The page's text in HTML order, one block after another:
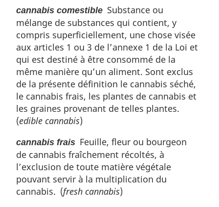
t
e
d
e
b
a
s
d
e
p
a
e
n
t
e
d
e
b
a
s
d
e
p
g
e
a
n
t
e
d
e
b
a
s
d
e
g
e
l
a
n
t
e
d
e
b
a
s
d
e
p
a
g
e
e
l
a
n
t
e
d
e
b
a
d
e
p
a
g
e
cannabis comestible Substance ou
mélange de substances qui contient, y
compris superficiellement, une chose visée
aux articles 1 ou 3 de l’annexe 1 de la Loi et
qui est destiné à être consommé de la
même manière qu’un aliment. Sont exclus
de la présente définition le cannabis séché,
le cannabis frais, les plantes de cannabis et
les graines provenant de telles plantes.
(edible cannabis)
cannabis frais Feuille, fleur ou bourgeon
de cannabis fraîchement récoltés, à
l’exclusion de toute matière végétale
pouvant servir à la multiplication du
cannabis. (fresh cannabis)